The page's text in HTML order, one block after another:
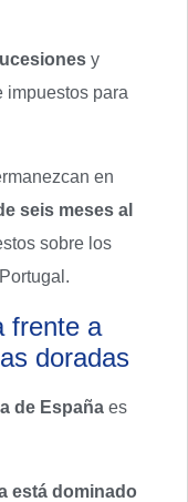
y
impuestos para
en
seis meses al
sobre los
frente a
doradas
de España es
está dominado